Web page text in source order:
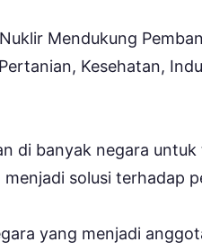
Mendukung
Kesehatan,
di banyak negara
solusi terhadap
yang menjadi